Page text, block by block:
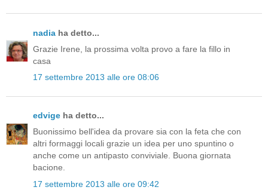
nadia ha detto...
Grazie Irene, la prossima volta provo a fare la fillo in
casa
17 settembre 2013 alle ore 08:06
edvige ha detto...
Buonissimo bell'idea da provare sia con la feta che con
altri formaggi locali grazie un idea per uno spuntino o
anche come un antipasto conviviale. Buona giornata
bacione.
17 settembre 2013 alle ore 09:42